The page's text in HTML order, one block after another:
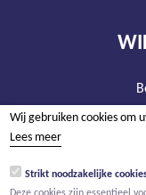
Wij gebruiken cookies om
Lees meer
Strikt noodzakelijke